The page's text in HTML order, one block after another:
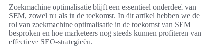
Zoekmachine optimalisatie blijft een essentieel onderdeel van
SEM, zowel nu als in de toekomst. In dit artikel hebben we de
rol van zoekmachine optimalisatie in de toekomst van SEM
besproken en hoe marketeers nog steeds kunnen profiteren van
effectieve SEO-strategieën.